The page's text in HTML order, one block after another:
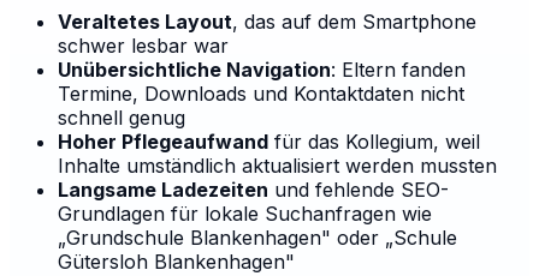
Veraltetes Layout, das auf dem Smartphone
schwer lesbar war
Unübersichtliche Navigation: Eltern fanden
Termine, Downloads und Kontaktdaten nicht
schnell genug
Hoher Pflegeaufwand für das Kollegium, weil
Inhalte umständlich aktualisiert werden mussten
Langsame Ladezeiten und fehlende SEO-
Grundlagen für lokale Suchanfragen wie
„Grundschule Blankenhagen" oder „Schule
Gütersloh Blankenhagen"